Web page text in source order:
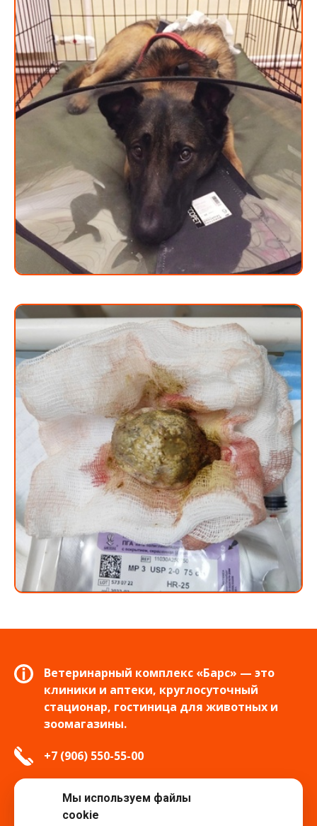
Ветеринарный комплекс «Барс» — это
клиники и аптеки, круглосуточный
стационар, гостиница для животных и
зоомагазины.
+7 (906) 550-55-00
info.tver@bars-vet.ru
Мы используем файлы
cookie